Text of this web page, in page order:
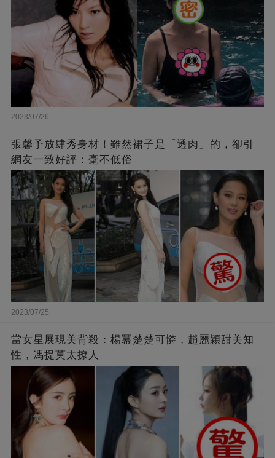
2023/07/26
張馨予放肆秀身材！雖然裙子是「透肉」的，卻引
網友一致好評：毫不低俗
2023/07/25
當女星展現美背殺：楊冪楚楚可憐，趙麗穎甜美知
性，馮提莫太撩人